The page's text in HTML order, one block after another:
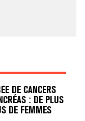
DE CANCERS
: DE PLUS
DE FEMMES